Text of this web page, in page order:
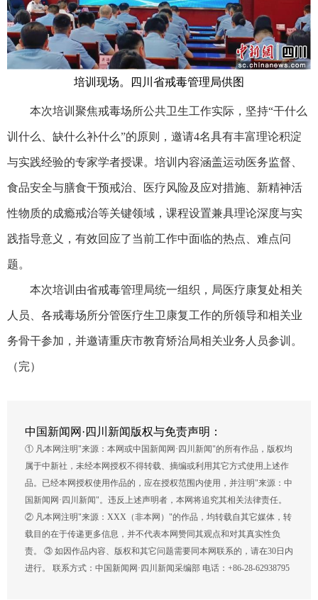
培训现场。四川省戒毒管理局供图
本次培训聚焦戒毒场所公共卫生工作实际，坚持“干什么
训什么、缺什么补什么”的原则，邀请4名具有丰富理论积淀
与实践经验的专家学者授课。培训内容涵盖运动医务监督、
食品安全与膳食干预戒治、医疗风险及应对措施、新精神活
性物质的成瘾戒治等关键领域，课程设置兼具理论深度与实
践指导意义，有效回应了当前工作中面临的热点、难点问
题。
本次培训由省戒毒管理局统一组织，局医疗康复处相关
人员、各戒毒场所分管医疗生卫康复工作的所领导和相关业
务骨干参加，并邀请重庆市教育矫治局相关业务人员参训。
（完）
中国新闻网·四川新闻版权与免责声明：
① 凡本网注明"来源：本网或中国新闻网·四川新闻"的所有作品，版权均
属于中新社，未经本网授权不得转载、摘编或利用其它方式使用上述作
品。已经本网授权使用作品的，应在授权范围内使用，并注明"来源：中
国新闻网·四川新闻"。违反上述声明者，本网将追究其相关法律责任。
② 凡本网注明"来源：XXX（非本网）"的作品，均转载自其它媒体，转
载目的在于传递更多信息，并不代表本网赞同其观点和对其真实性负
责。 ③ 如因作品内容、版权和其它问题需要同本网联系的，请在30日内
进行。 联系方式：中国新闻网·四川新闻采编部 电话：+86-28-62938795